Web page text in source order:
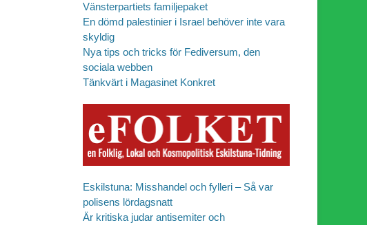
Vänsterpartiets familjepaket
En dömd palestinier i Israel behöver inte vara
skyldig
Nya tips och tricks för Fediversum, den
sociala webben
Tänkvärt i Magasinet Konkret
Eskilstuna: Misshandel och fylleri – Så var
polisens lördagsnatt
Är kritiska judar antisemiter och